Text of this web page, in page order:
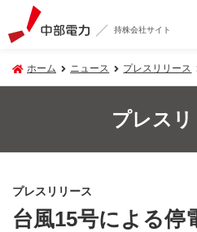
持株会社サイト
ホーム ニュース プレスリリース
プレスリ
プレスリリース
台風15号による停